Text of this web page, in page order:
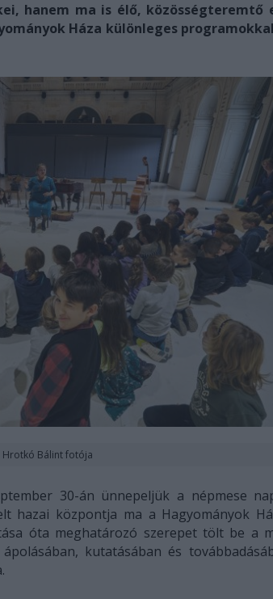
hanem ma is élő, közösségteremtő
Háza különleges
Hrotkó Bálint fotója
30-án ünnepeljük a népmese
hazai központja ma a Hagyományok
óta meghatározó szerepet tölt be a
ápolásában, kutatásában és